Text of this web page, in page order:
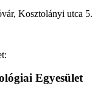
Kosztolányi utca 5.
Egyesület